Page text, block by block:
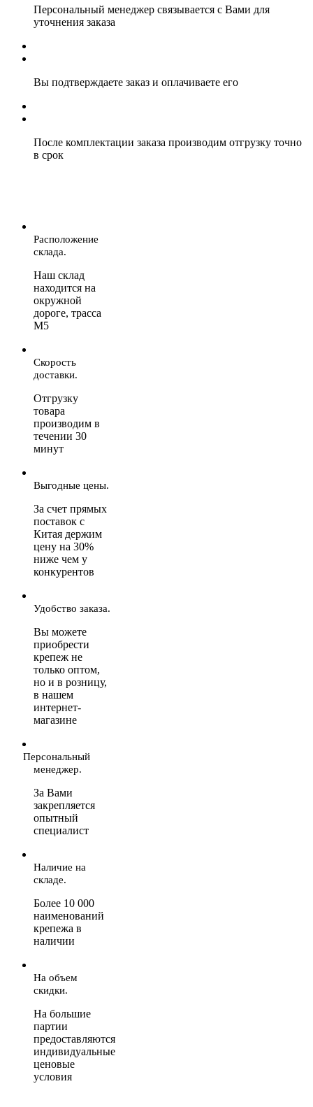
Персональный менеджер связывается с Вами для
уточнения заказа
Вы подтверждаете заказ и оплачиваете его
После комплектации заказа производим отгрузку точно
в срок
Расположение
склада.
Наш склад
находится на
окружной
дороге, трасса
М5
Скорость
доставки.
Отгрузку
товара
производим в
течении 30
минут
Выгодные цены.
За счет прямых
поставок с
Китая держим
цену на 30%
ниже чем у
конкурентов
Удобство заказа.
Вы можете
приобрести
крепеж не
только оптом,
но и в розницу,
в нашем
интернет-
магазине
Персональный
менеджер.
За Вами
закрепляется
опытный
специалист
Наличие на
складе.
Более 10 000
наименований
крепежа в
наличии
На объем
скидки.
На большие
партии
предоставляются
индивидуальные
ценовые
условия